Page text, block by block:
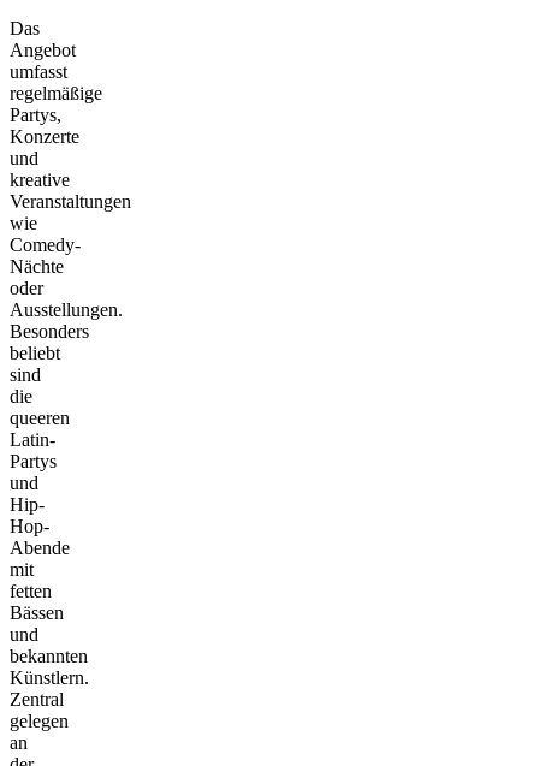
Das
Angebot
umfasst
regelmäßige
Partys,
Konzerte
und
kreative
Veranstaltungen
wie
Comedy-
Nächte
oder
Ausstellungen.
Besonders
beliebt
sind
die
queeren
Latin-
Partys
und
Hip-
Hop-
Abende
mit
fetten
Bässen
und
bekannten
Künstlern.
Zentral
gelegen
an